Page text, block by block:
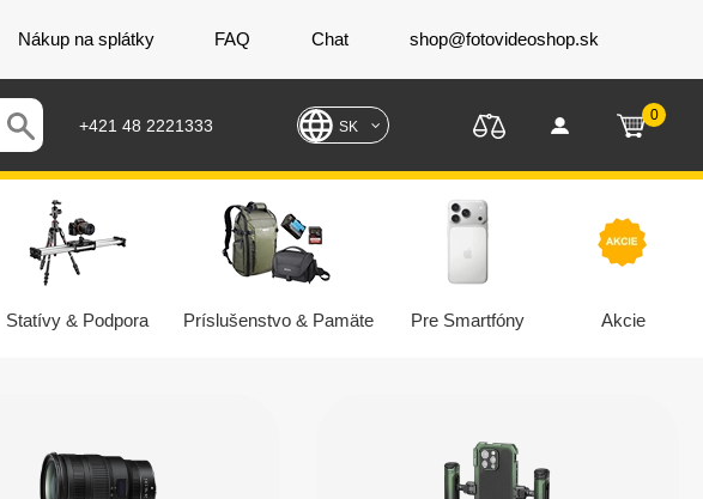
Nákup na splátky FAQ Chat shop@fotovideoshop.sk
+421 48 2221333 SK
0
Statívy & Podpora Príslušenstvo & Pamäte Pre Smartfóny Akcie